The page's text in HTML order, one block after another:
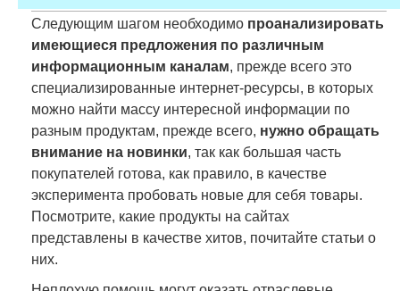
Следующим шагом необходимо проанализировать
имеющиеся предложения по различным
информационным каналам, прежде всего это
специализированные интернет-ресурсы, в которых
можно найти массу интересной информации по
разным продуктам, прежде всего, нужно обращать
внимание на новинки, так как большая часть
покупателей готова, как правило, в качестве
эксперимента пробовать новые для себя товары.
Посмотрите, какие продукты на сайтах
представлены в качестве хитов, почитайте статьи о
них.